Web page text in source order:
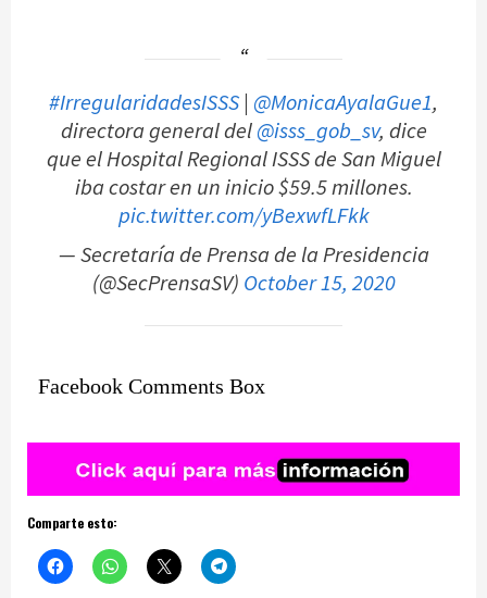
#IrregularidadesISSS | @MonicaAyalaGue1,
directora general del@isss_gob_sv, dice
que el Hospital Regional ISSS de San Miguel
iba costar en un inicio $59.5 millones.
pic.twitter.com/yBexwfLFkk
— Secretaría de Prensa de la Presidencia
(@SecPrensaSV) October 15, 2020
Facebook Comments Box
Comparte esto: